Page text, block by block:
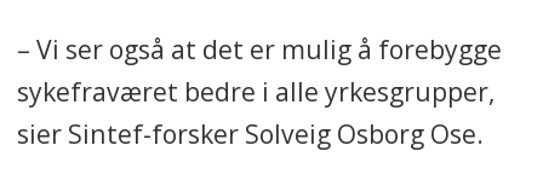
– Vi ser også at det er mulig å forebygge
sykefraværet bedre i alle yrkesgrupper,
sier Sintef-forsker Solveig Osborg Ose.